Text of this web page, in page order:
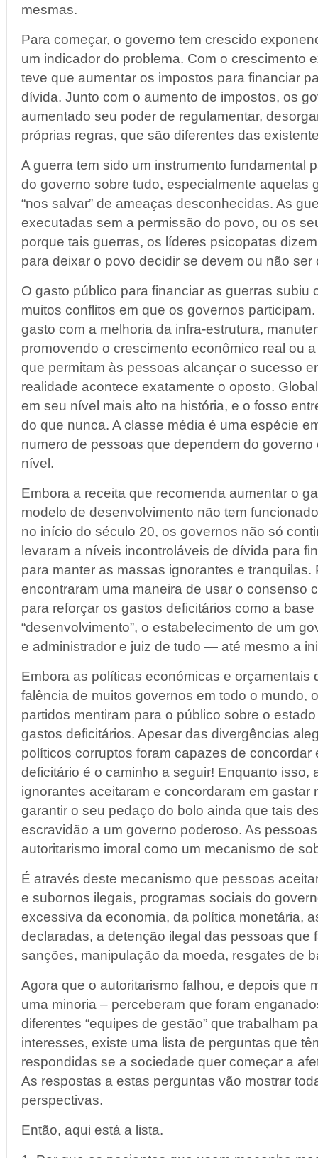
mesmas.
Para começar, o governo tem crescido
um indicador do problema. Com o crescimento
teve que aumentar os impostos para financiar
dívida. Junto com o aumento de impostos, os
aumentado seu poder de regulamentar,
próprias regras, que são diferentes das
A guerra tem sido um instrumento fundamental
do governo sobre tudo, especialmente aquelas
“nos salvar” de ameaças desconhecidas. As
executadas sem a permissão do povo, ou os
porque tais guerras, os líderes psicopatas
para deixar o povo decidir se devem ou não ser
O gasto público para financiar as guerras subiu
muitos conflitos em que os governos
gasto com a melhoria da infra-estrutura,
promovendo o crescimento econômico real ou
que permitam às pessoas alcançar o sucesso
realidade acontece exatamente o oposto.
em seu nível mais alto na história, e o fosso
do que nunca. A classe média é uma espécie
numero de pessoas que dependem do governo
nível.
Embora a receita que recomenda aumentar o
modelo de desenvolvimento não tem
no início do século 20, os governos não só
levaram a níveis incontroláveis ​​de dívida para
para manter as massas ignorantes e tranquilas.
encontraram uma maneira de usar o consenso
para reforçar os gastos deficitários como a
“desenvolvimento”, o estabelecimento de um
e administrador e juiz de tudo — até mesmo a
Embora as políticas económicas e orçamentais
falência de muitos governos em todo o mundo,
partidos mentiram para o público sobre o
gastos deficitários. Apesar das divergências
políticos corruptos foram capazes de concordar
deficitário é o caminho a seguir! Enquanto isso,
ignorantes aceitaram e concordaram em gastar
garantir o seu pedaço do bolo ainda que tais
escravidão a um governo poderoso. As
autoritarismo imoral como um mecanismo de
É através deste mecanismo que pessoas
e subornos ilegais, programas sociais do
excessiva da economia, da política monetária,
declaradas, a detenção ilegal das pessoas que
sanções, manipulação da moeda, resgates de
Agora que o autoritarismo falhou, e depois que
uma minoria – perceberam que foram
diferentes “equipes de gestão” que trabalham
interesses, existe uma lista de perguntas que
respondidas se a sociedade quer começar a
As respostas a estas perguntas vão mostrar
perspectivas.
Então, aqui está a lista.